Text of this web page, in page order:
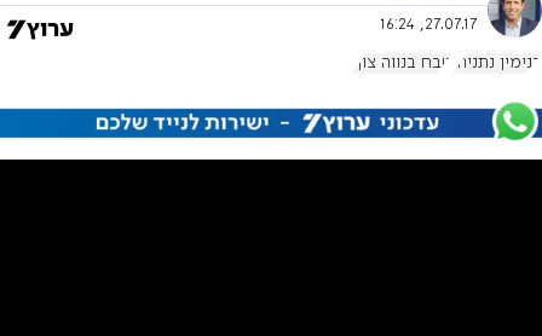
27.07.17, 16:24
בנימין נתניהו טבח בנווה צוף